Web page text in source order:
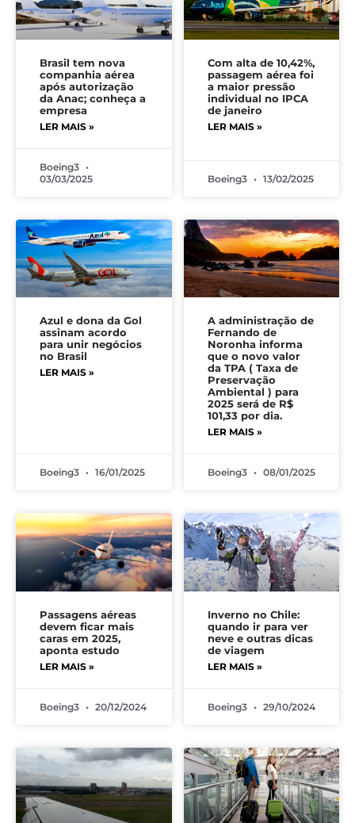
Brasil tem nova
companhia aérea
após autorização
da Anac; conheça a
empresa
LER MAIS »
Boeing3
03/03/2025
Com alta de 10,42%,
passagem aérea foi
a maior pressão
individual no IPCA
de janeiro
LER MAIS »
Boeing3 13/02/2025
Azul e dona da Gol
assinam acordo
para unir negócios
no Brasil
LER MAIS »
Boeing3 16/01/2025
A administração de
Fernando de
Noronha informa
que o novo valor
da TPA ( Taxa de
Preservação
Ambiental ) para
2025 será de R$
101,33 por dia.
LER MAIS »
Boeing3 08/01/2025
Passagens aéreas
devem ficar mais
caras em 2025,
aponta estudo
LER MAIS »
Boeing3 20/12/2024
Inverno no Chile:
quando ir para ver
neve e outras dicas
de viagem
LER MAIS »
Boeing3 29/10/2024